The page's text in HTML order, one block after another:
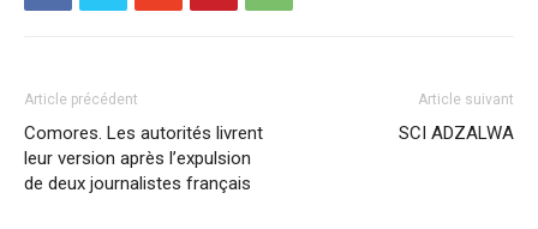
Article précédent
Comores. Les autorités livrent
leur version après l’expulsion
de deux journalistes français
Article suivant
SCI ADZALWA